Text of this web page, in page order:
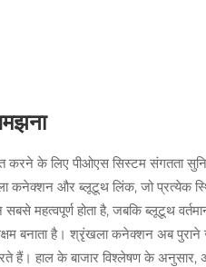
करने के लिए पीओएस सिस्टम संगतता
कनेक्शन और ब्लूटूथ लिंक, जो प्रत्येक
महत्वपूर्ण होता है, जबकि ब्लूटूथ
बनाता है। श्रृंखला कनेक्शन अब
हैं। हाल के बाजार विश्लेषण के अनुसार,